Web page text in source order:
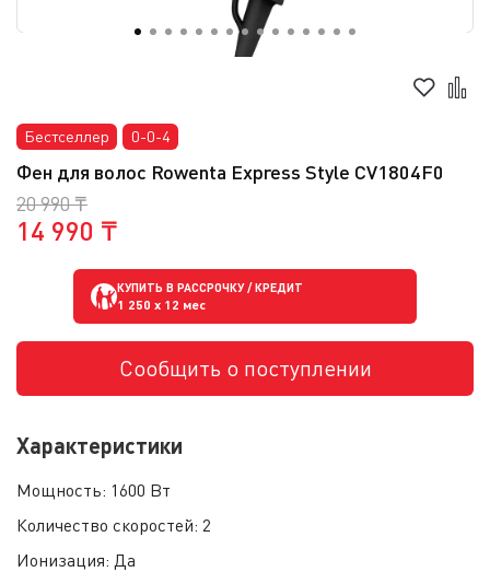
Бестселлер 0-0-4
Фен для волос Rowenta Express Style CV1804F0
20 990 ₸
14 990 ₸
КУПИТЬ В РАССРОЧКУ / КРЕДИТ
1 250 x 12 мес
Сообщить о поступлении
Характеристики
Мощность: 1600 Вт
Количество скоростей: 2
Ионизация: Да